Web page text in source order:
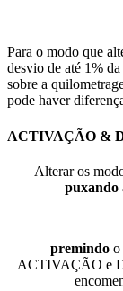
Para o modo que
desvio de até 1%
sobre a
pode haver
ACTIVAÇÃO &
Alterar os
puxando
premindoo
ACTIVAÇÃO e